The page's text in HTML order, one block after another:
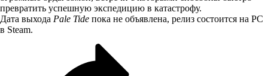
превратить успешную экспедицию в катастрофу.
Дата выхода Pale Tide пока не объявлена, релиз состоится на PC
в Steam.